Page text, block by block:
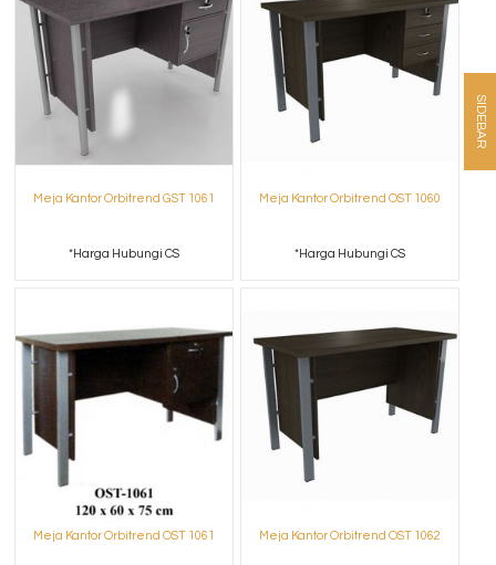
Meja Kantor Orbitrend GST 1061
*Harga Hubungi CS
Meja Kantor Orbitrend OST 1060
*Harga Hubungi CS
Meja Kantor Orbitrend OST 1061 Meja Kantor Orbitrend OST 1062
SIDEBAR